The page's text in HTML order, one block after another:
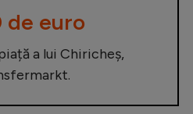
euro
a lui Chiricheș,